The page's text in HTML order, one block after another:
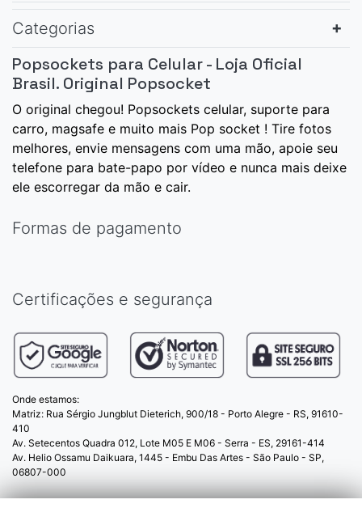
Categorias
Popsockets para Celular - Loja Oficial
Brasil. Original Popsocket
O original chegou! Popsockets celular, suporte para
carro, magsafe e muito mais Pop socket ! Tire fotos
melhores, envie mensagens com uma mão, apoie seu
telefone para bate-papo por vídeo e nunca mais deixe
ele escorregar da mão e cair.
Formas de pagamento
Certificações e segurança
Onde estamos:
Matriz: Rua Sérgio Jungblut Dieterich, 900/18 - Porto Alegre - RS, 91610-
410
Av. Setecentos Quadra 012, Lote M05 E M06 - Serra - ES, 29161-414
Av. Helio Ossamu Daikuara, 1445 - Embu Das Artes - São Paulo - SP,
06807-000